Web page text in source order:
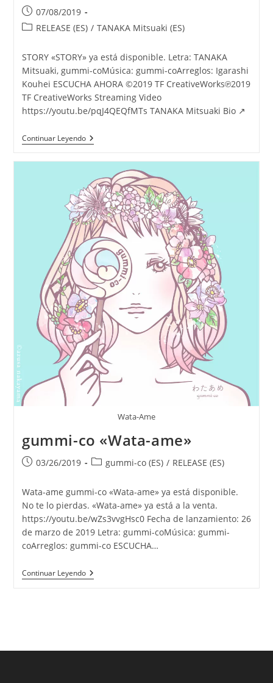
Publicación
de
07/08/2019
Categoría
la
entrada:
RELEASE (ES) / TANAKA Mitsuaki (ES)
STORY «STORY» ya está disponible. Letra: TANAKA
Mitsuaki, gummi-coMúsica: gummi-coArreglos: Igarashi
Kouhei ESCUCHA AHORA ©2019 TF CreativeWorks℗2019
TF CreativeWorks Streaming Video
https://youtu.be/pqJ4QEQfMTs TANAKA Mitsuaki Bio ↗
Continuar LeyendoTANAKA
Mitsuaki
Wata-Ame
gummi-co «Wata-ame»
Publicación
la
entrada:
03/26/2019
Categoría
la
entrada:
gummi-co (ES) / RELEASE (ES)
Wata-ame gummi-co «Wata-ame» ya está disponible.
No te lo pierdas. «Wata-ame» ya está a la venta.
https://youtu.be/wZs3vvgHsc0 Fecha de lanzamiento: 26
de marzo de 2019 Letra: gummi-coMúsica: gummi-
coArreglos: gummi-co ESCUCHA…
Continuar LeyendoGummi-
Co